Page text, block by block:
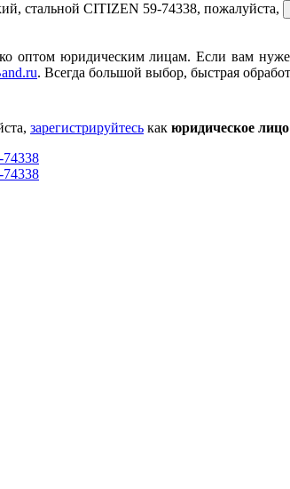
стальной CITIZEN 59-74338, пожалуйста,
оптом юридическим лицам. Если вам
. Всегда большой выбор, быстрая
зарегистрируйтесь как юридическое лицо